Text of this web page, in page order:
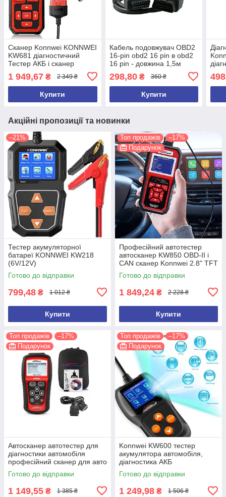
Сканер Konnwei KONNWEI
KW681 діагностичний
Тестер АКБ і сканер
1 949,67 ₴ 2 349 ₴
Купити
Кабель подовжувач OBD2
16-pin obd2 16 pin в obd2
16 pin - довжина 1,5м
298,80₴ 360 ₴
Купити
Акційні пропозиції та новинки
–21%
Тестер акумуляторної
батареї KONNWEI KW218
(6V/12V)
Готово до відправки
799,48 ₴ 1 012 ₴
Купити
Топ продажів
–17%
Подарунок
Професійний автотестер
автосканер KW850 OBD-II і
CAN сканер Konnwei 2.8" TFT
друк ПК 2.8" TF
Готово до відправки
1 849,24 ₴ 2 228 ₴
Купити
Топ продажів
–17%
Подарунок
Автосканер автотестер для
діагностики автомобіля
професійний сканер для авто
OBDII/EOBD Konnwei KW808
Готово до відправки
1 149,55 ₴ 1 385 ₴
Топ продажів
–17%
Подарунок
Konnwei KW600 тестер
акумулятора автомобіля,
діагностика АКБ
Акумуляторний тестер
Готово до відправки
1 249,98 ₴ 1 506 ₴